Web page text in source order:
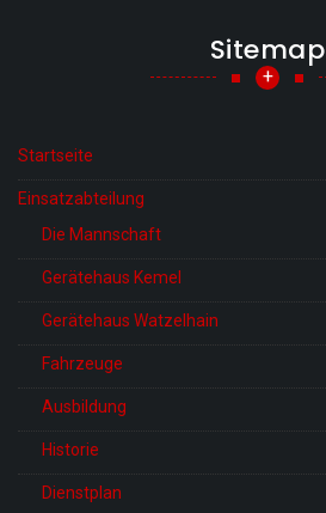
Sitemap
+
Startseite
Einsatzabteilung
Die Mannschaft
Gerätehaus Kemel
Gerätehaus Watzelhain
Fahrzeuge
Ausbildung
Historie
Dienstplan